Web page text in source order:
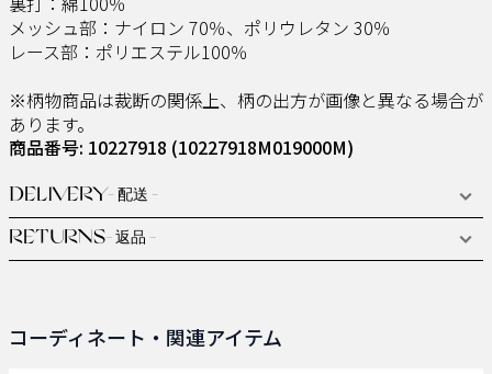
メッシュ部：ナイロン 70％、ポリウレタン 30％
レース部：ポリエステル100％
※柄物商品は裁断の関係上、柄の出方が画像と異なる場合が
あります。
商品番号: 10227918 (10227918M019000M)
DELIVERY- 配送 -
RETURNS- 返品 -
コーディネート・関連アイテム